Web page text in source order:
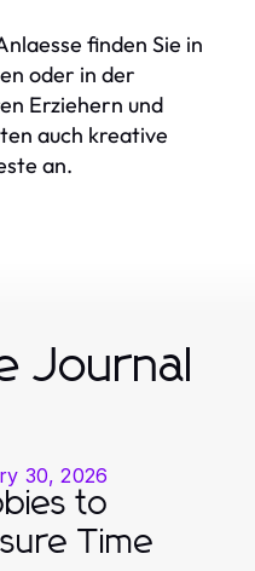
finden Sie in
oder in der
Erziehern und
auch kreative
an.
Journal
30, 2026
to
Time